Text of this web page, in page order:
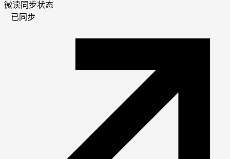
微读同步状态
已同步